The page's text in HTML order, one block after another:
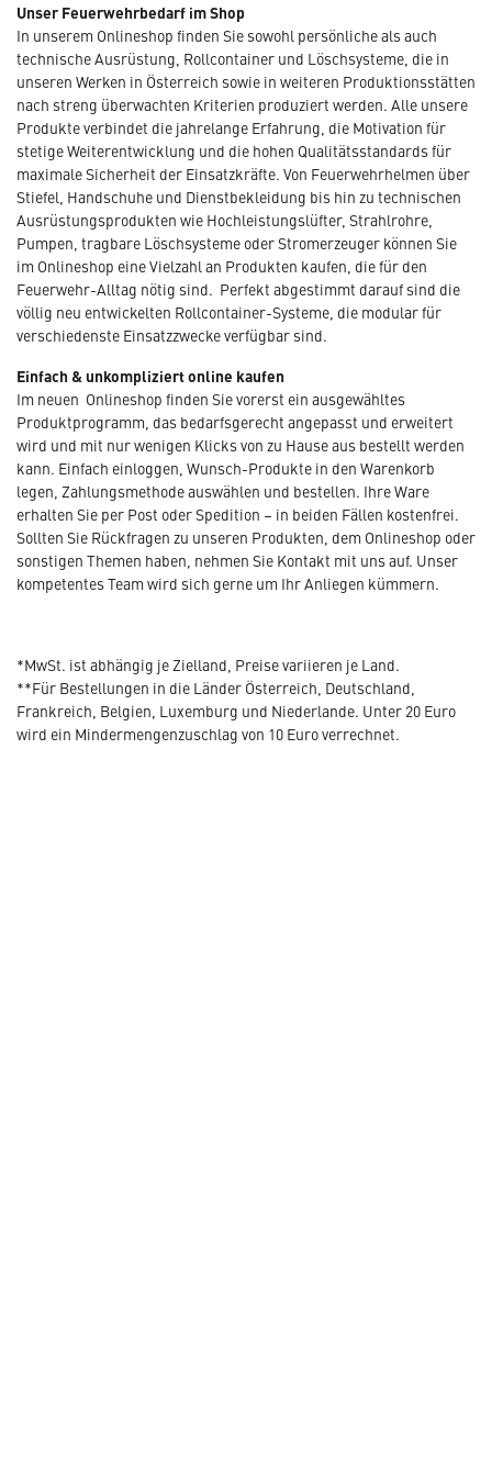
Unser Feuerwehrbedarf im Shop
In unserem Onlineshop finden Sie sowohl persönliche als auch
technische Ausrüstung, Rollcontainer und Löschsysteme, die in
unseren Werken in Österreich sowie in weiteren Produktionsstätten
nach streng überwachten Kriterien produziert werden. Alle unsere
Produkte verbindet die jahrelange Erfahrung, die Motivation für
stetige Weiterentwicklung und die hohen Qualitätsstandards für
maximale Sicherheit der Einsatzkräfte. Von Feuerwehrhelmen über
Stiefel, Handschuhe und Dienstbekleidung bis hin zu technischen
Ausrüstungsprodukten wie Hochleistungslüfter, Strahlrohre,
Pumpen, tragbare Löschsysteme oder Stromerzeuger können Sie
im Onlineshop eine Vielzahl an Produkten kaufen, die für den
Feuerwehr-Alltag nötig sind. Perfekt abgestimmt darauf sind die
völlig neu entwickelten Rollcontainer-Systeme, die modular für
verschiedenste Einsatzzwecke verfügbar sind.
Einfach & unkompliziert online kaufen
Im neuen Onlineshop finden Sie vorerst ein ausgewähltes
Produktprogramm, das bedarfsgerecht angepasst und erweitert
wird und mit nur wenigen Klicks von zu Hause aus bestellt werden
kann. Einfach einloggen, Wunsch-Produkte in den Warenkorb
legen, Zahlungsmethode auswählen und bestellen. Ihre Ware
erhalten Sie per Post oder Spedition – in beiden Fällen kostenfrei.
Sollten Sie Rückfragen zu unseren Produkten, dem Onlineshop oder
sonstigen Themen haben, nehmen Sie Kontakt mit uns auf. Unser
kompetentes Team wird sich gerne um Ihr Anliegen kümmern.
*MwSt. ist abhängig je Zielland, Preise variieren je Land.
**Für Bestellungen in die Länder Österreich, Deutschland,
Frankreich, Belgien, Luxemburg und Niederlande. Unter 20 Euro
wird ein Mindermengenzuschlag von 10 Euro verrechnet.